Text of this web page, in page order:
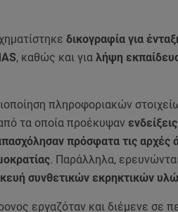
δικογραφία για
, καθώς και για λήψη
πληροφοριακών
τα οποία προέκυψαν
πρόσφατα τις αρχές
. Παράλληλα,
συνθετικών εκρηκτικών
εργαζόταν και διέμενε σε